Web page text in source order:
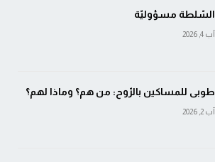
السّلطة مسؤوليّة
آب 4, 2026
طوبى للمساكين بالرّوح: من هم؟ وماذا لهم؟
آب 2, 2026